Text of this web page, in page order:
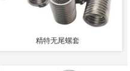
精特无尾螺套